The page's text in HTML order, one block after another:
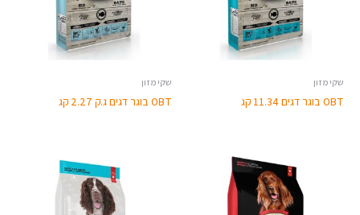
שקי מזון
OBT בוגר דגים 11.34 קג
שקי מזון
OBT בוגר דגים ג.ק 2.27 קג